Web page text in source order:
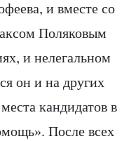
и вместе со
Поляковым
и нелегальном
он и на других
кандидатов в
После всех